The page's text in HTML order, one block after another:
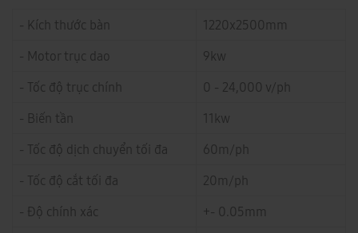
- Kích thước bàn
1220x2500mm
- Motor trục dao
9kw
- Tốc độ trục chính
0 - 24,000 v/ph
- Biến tần
11kw
- Tốc độ dịch chuyển tối đa
60m/ph
- Tốc độ cắt tối đa
20m/ph
- Độ chính xác
+- 0.05mm